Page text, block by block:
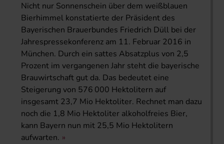
Nicht nur Sonnenschein über dem weißblauen
Bierhimmel konstatierte der Präsident des
Bayerischen Brauerbundes Friedrich Düll bei der
Jahrespressekonferenz am 11. Februar 2016 in
München. Durch ein sattes Absatzplus von 2,5
Prozent im vergangenen Jahr steht die bayerische
Brauwirtschaft gut da. Das bedeutet eine
Steigerung von 576 000 Hektolitern auf
insgesamt 23,7 Mio Hektoliter. Rechnet man dazu
noch die 1,8 Mio Hektoliter alkoholfreies Bier,
kann Bayern nun mit 25,5 Mio Hektolitern
aufwarten.